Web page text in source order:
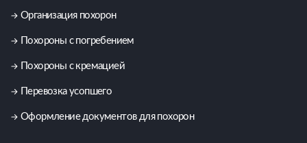
Организация похорон
Похороны с погребением
Похороны с кремацией
Перевозка усопшего
Оформление документов для похорон